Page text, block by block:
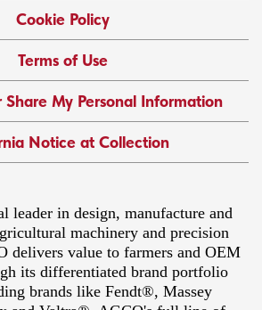
Cookie Policy
Terms of Use
My Personal Information
Notice at Collection
leader in design, manufacture and
machinery and precision
delivers value to farmers and OEM
its differentiated brand portfolio
brands like Fendt®, Massey